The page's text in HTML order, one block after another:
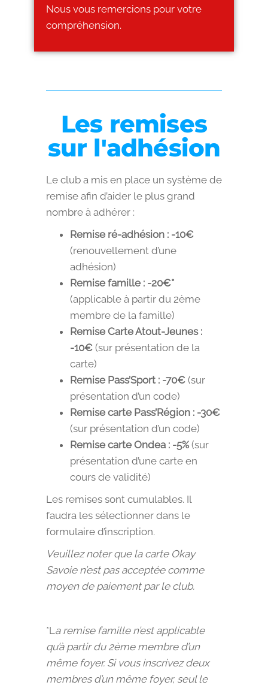
Nous vous remercions pour votre
compréhension.
Les remises
sur l'adhésion
Le club a mis en place un système de
remise afin d’aider le plus grand
nombre à adhérer :
Remise ré-adhésion : -10€
(renouvellement d’une
adhésion)
Remise famille : -20€*
(applicable à partir du 2ème
membre de la famille)
Remise Carte Atout-Jeunes :
-10€(sur présentation de la
carte)
Remise Pass’Sport : -70€(sur
présentation d’un code)
Remise carte Pass’Région : -30€
(sur présentation d’un code)
Remise carte Ondea : -5%(sur
présentation d’une carte en
cours de validité)
Les remises sont cumulables. Il
faudra les sélectionner dans le
formulaire d’inscription.
Veuillez noter que la carte Okay
Savoie n’est pas acceptée comme
moyen de paiement par le club.
*L a remise famille n’est applicable
qu’à partir du 2ème membre d’un
même foyer. Si vous inscrivez deux
membres d’un même foyer, seul le